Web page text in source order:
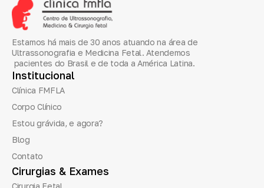
Estamos há mais de 30 anos atuando na área de
Ultrassonografia e Medicina Fetal. Atendemos
pacientes do Brasil e de toda a América Latina.
Institucional
Clínica FMFLA
Corpo Clínico
Estou grávida, e agora?
Blog
Contato
Cirurgias & Exames
Cirurgia Fetal